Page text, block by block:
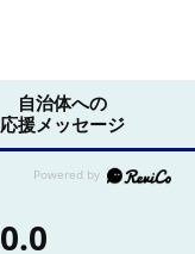
自治体への
応援メッセージ
0.0